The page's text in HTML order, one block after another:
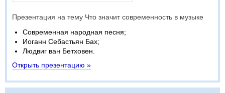
Презентация на тему Что значит современность в музыке
Современная народная песня;
Иоганн Себастьян Бах;
Людвиг ван Бетховен.
Открыть презентацию »